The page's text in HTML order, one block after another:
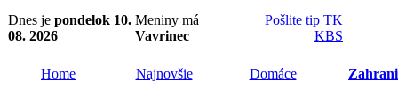
Dnes je pondelok 10.
08. 2026
Meniny má
Vavrinec
Pošlite tip TK
KBS
Home Najnovšie Domáce